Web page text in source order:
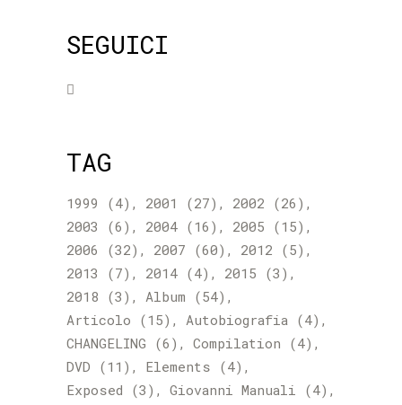
SEGUICI
TAG
1999 (4) 2001 (27) 2002 (26)
2003 (6) 2004 (16) 2005 (15)
2006 (32) 2007 (60) 2012 (5)
2013 (7) 2014 (4) 2015 (3)
2018 (3) Album (54)
Articolo (15) Autobiografia (4)
CHANGELING (6) Compilation (4)
DVD (11) Elements (4)
Exposed (3) Giovanni Manuali (4)